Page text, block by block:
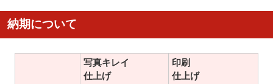
納期について
写真キレイ
仕上げ
印刷
仕上げ